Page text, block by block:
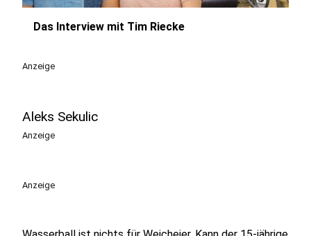
Das Interview mit Tim Riecke
Anzeige
Aleks Sekulic
Anzeige
Anzeige